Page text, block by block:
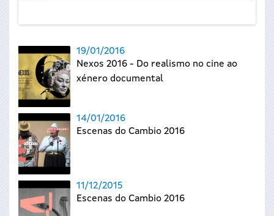
19/01/2016
Nexos 2016 - Do realismo no cine ao
xénero documental
14/01/2016
Escenas do Cambio 2016
11/12/2015
Escenas do Cambio 2016